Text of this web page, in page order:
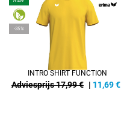
-35%
INTRO SHIRT FUNCTION
Adviesprijs 17,99 € | 11,69€